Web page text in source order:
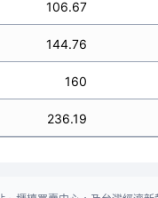
106.67
144.76
160
236.19